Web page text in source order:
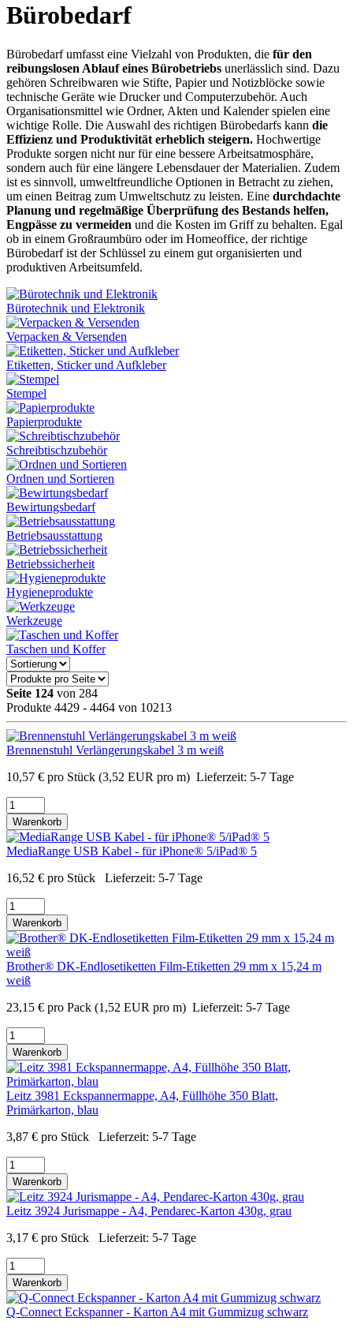
Bürobedarf
Bürobedarf umfasst eine Vielzahl von Produkten, die für den
reibungslosen Ablauf eines Bürobetriebs unerlässlich sind. Dazu
gehören Schreibwaren wie Stifte, Papier und Notizblöcke sowie
technische Geräte wie Drucker und Computerzubehör. Auch
Organisationsmittel wie Ordner, Akten und Kalender spielen eine
wichtige Rolle. Die Auswahl des richtigen Bürobedarfs kann die
Effizienz und Produktivität erheblich steigern. Hochwertige
Produkte sorgen nicht nur für eine bessere Arbeitsatmosphäre,
sondern auch für eine längere Lebensdauer der Materialien. Zudem
ist es sinnvoll, umweltfreundliche Optionen in Betracht zu ziehen,
um einen Beitrag zum Umweltschutz zu leisten. Eine durchdachte
Planung und regelmäßige Überprüfung des Bestands helfen,
Engpässe zu vermeiden und die Kosten im Griff zu behalten. Egal
ob in einem Großraumbüro oder im Homeoffice, der richtige
Bürobedarf ist der Schlüssel zu einem gut organisierten und
produktiven Arbeitsumfeld.
Bürotechnik und Elektronik
Verpacken & Versenden
Etiketten, Sticker und Aufkleber
Stempel
Papierprodukte
Schreibtischzubehör
Ordnen und Sortieren
Bewirtungsbedarf
Betriebsausstattung
Betriebssicherheit
Hygieneprodukte
Werkzeuge
Taschen und Koffer
Seite 124 von 284
Produkte 4429 - 4464 von 10213
Brennenstuhl Verlängerungskabel 3 m weiß
10,57 € pro Stück (3,52 EUR pro m) Lieferzeit: 5-7 Tage
Warenkorb
MediaRange USB Kabel - für iPhone® 5/iPad® 5
16,52 € pro Stück Lieferzeit: 5-7 Tage
Warenkorb
Brother® DK-Endlosetiketten Film-Etiketten 29 mm x 15,24 m
weiß
23,15 € pro Pack (1,52 EUR pro m) Lieferzeit: 5-7 Tage
Warenkorb
Leitz 3981 Eckspannermappe, A4, Füllhöhe 350 Blatt,
Primärkarton, blau
3,87 € pro Stück Lieferzeit: 5-7 Tage
Warenkorb
Leitz 3924 Jurismappe - A4, Pendarec-Karton 430g, grau
3,17 € pro Stück Lieferzeit: 5-7 Tage
Warenkorb
Q-Connect Eckspanner - Karton A4 mit Gummizug schwarz